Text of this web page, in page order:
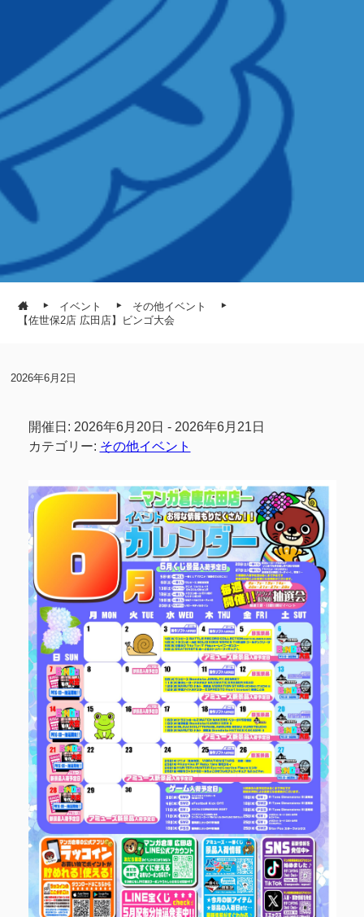
イベント
その他イベント
【佐世保2店 広田店】ビンゴ大会
2026年6月2日
開催日: 2026年6月20日 - 2026年6月21日
カテゴリー: その他イベント